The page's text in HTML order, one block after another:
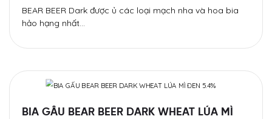
BEAR BEER Dark được ủ các loại mạch nha và hoa bia
hảo hạng nhất…
BIA GẤU BEAR BEER DARK WHEAT LÚA MÌ